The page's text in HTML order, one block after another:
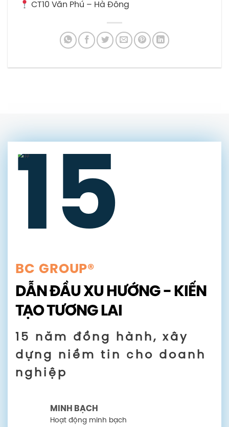
CT10 Văn Phú – Hà Đông
15
BC GROUP®
DẪN ĐẦU XU HƯỚNG - KIẾN
TẠO TƯƠNG LAI
15 năm đồng hành, xây
dựng niềm tin cho doanh
nghiệp
MINH BẠCH
Hoạt động minh bạch